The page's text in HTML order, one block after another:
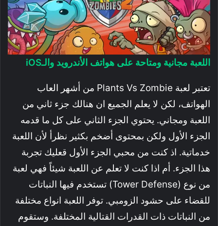
اللعبة مجانية ومتاحة على هواتف الأندرويد والـiOS
تعتبر لعبة Plants Vs Zombie من أشهر العاب
الهواتف، لكن لا يعلم الجميع ان هنالك جزء ثاني من
اللعبة ومجاني. يحتوي الجزء الثاني على كل ما قدمه
الجزء الأول ولكن بمحتوى أضخم بكثير نظرأ لأن اللعبة
خدماتية. اذ كنت من محبي الجزء الأول قعليك تجربة
هذا الجزء. أم اذا كنت لا تعلم عن اللعبة شيئاً فهي لعبة
من نوع (Tower Defense) تستخدم فيها النباتات
للقضاء على حشود الزومبي. توفر اللعبة انواع مختلفة
من النباتات ذات القدرات القتالية المختلفة. وستقوم